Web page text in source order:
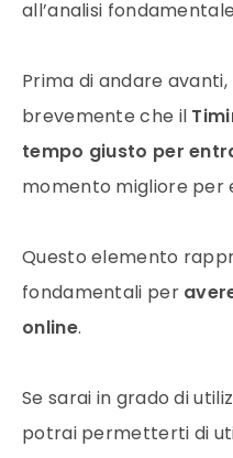
all’analisi
Prima di andare
brevemente che il
tempo giusto per
momento migliore per
Questo elemento
fondamentali per
online.
Se sarai in grado di
potrai permetterti di